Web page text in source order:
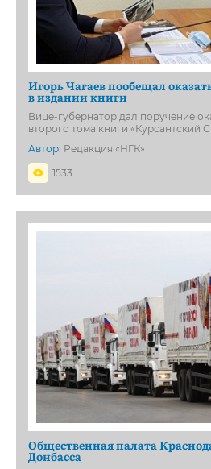
Игорь Чагаев пообещал
в издании книги
Вице-губернатор дал поручение
второго тома книги «Курсантский
Автор: Редакция «НГК»
1533
Общественная палата
Донбасса